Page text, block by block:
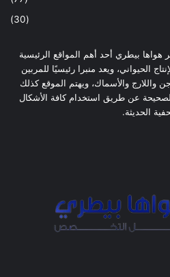
(30)
بيطري أحد أهم المواقع الرئيسية
الحيواني، ويعد منبرا رئيسيًا للمربين
واللارج والأسماك، ويهتم الموقع كذلك
عن طريق استخدام كافة الأشكال
الحديثة.